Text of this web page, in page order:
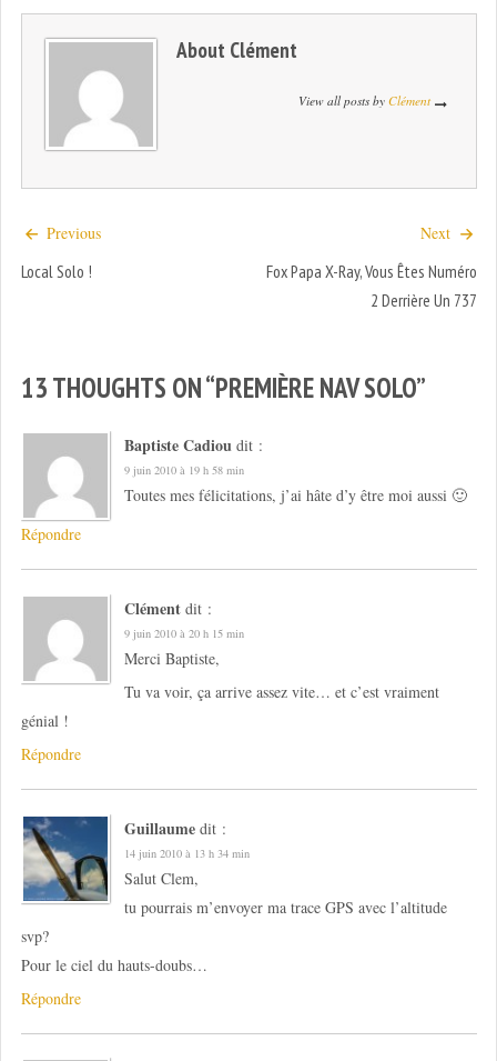
About Clément
View all posts by Clément
Previous
Local Solo !
Next
Fox Papa X-Ray, Vous Êtes Numéro
2 Derrière Un 737
13 THOUGHTS ON “PREMIÈRE NAV SOLO”
Baptiste Cadiou dit :
9 juin 2010 à 19 h 58 min
Toutes mes félicitations, j’ai hâte d’y être moi aussi 🙂
Répondre
Clément dit :
9 juin 2010 à 20 h 15 min
Merci Baptiste,
Tu va voir, ça arrive assez vite… et c’est vraiment
génial !
Répondre
Guillaume dit :
14 juin 2010 à 13 h 34 min
Salut Clem,
tu pourrais m’envoyer ma trace GPS avec l’altitude
svp?
Pour le ciel du hauts-doubs…
Répondre